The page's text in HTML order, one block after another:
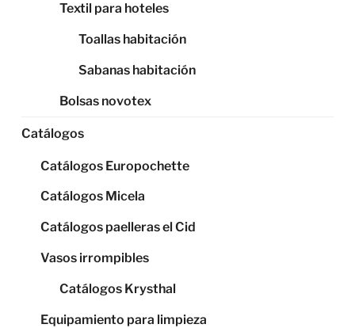
Textil para hoteles
Toallas habitación
Sabanas habitación
Bolsas novotex
Catálogos
Catálogos Europochette
Catálogos Micela
Catálogos paelleras el Cid
Vasos irrompibles
Catálogos Krysthal
Equipamiento para limpieza